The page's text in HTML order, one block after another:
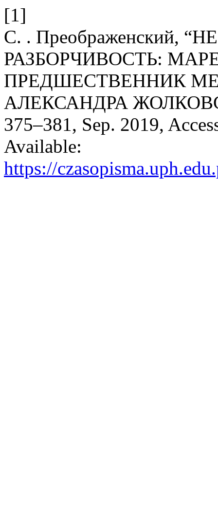
[1]
С. . Преображенский,
РАЗБОРЧИВОСТЬ:
ПРЕДШЕСТВЕННИК
АЛЕКСАНДРА
375–381, Sep. 2019,
Available:
https://